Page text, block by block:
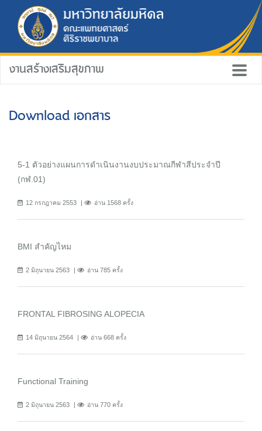
งานสร้างเสริมสุขภาพ
Download เอกสาร
5-1 ตัวอย่างแผนการดำเนินงานงบประมาณกีฬาสีประจำปี
(กฬ.01)
12 กรกฎาคม 2553 อ่าน 1568 ครั้ง
BMI สำคัญไหม
2 มิถุนายน 2563 อ่าน 785 ครั้ง
FRONTAL FIBROSING ALOPECIA
14 มิถุนายน 2564 อ่าน 668 ครั้ง
Functional Training
2 มิถุนายน 2563 อ่าน 770 ครั้ง